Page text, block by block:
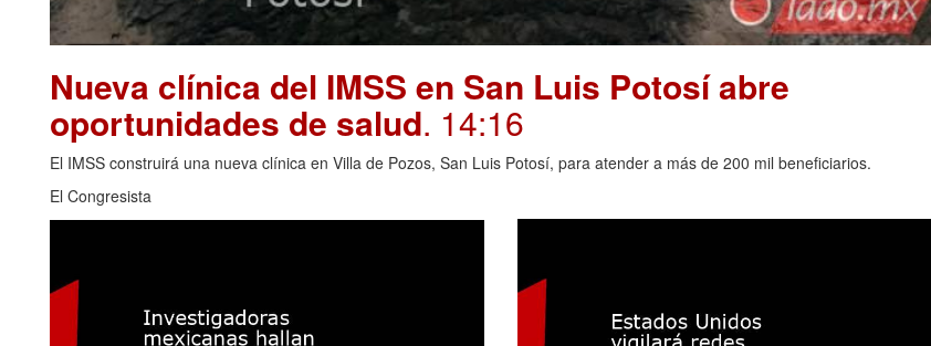
Nueva clínica del IMSS en San Luis Potosí abre
oportunidades de salud. 14:16
El IMSS construirá una nueva clínica en Villa de Pozos, San Luis Potosí, para atender a más de 200 mil beneficiarios.
El Congresista